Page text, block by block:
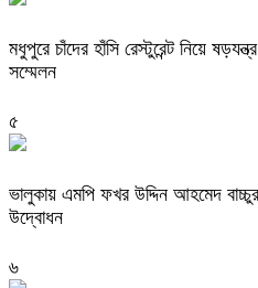
মধুপুরে চাঁদের হাঁসি রেস্টুরেন্ট নিয়ে
সম্মেলন
৫
ভালুকায় এমপি ফখর উদ্দিন আহমেদ বাচ্চুর
উদ্বোধন
৬